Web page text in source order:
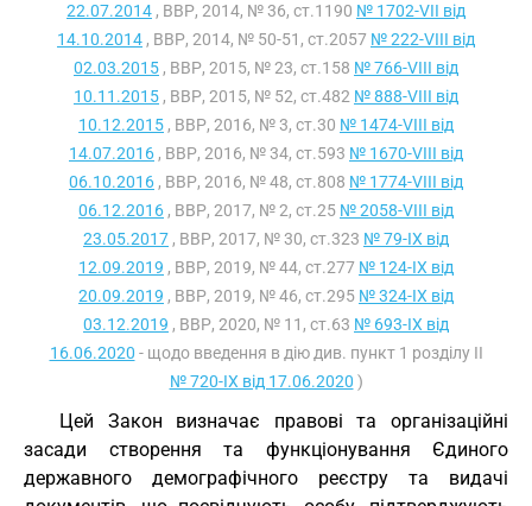
22.07.2014 , ВВР, 2014, № 36, ст.1190 № 1702-VII від
14.10.2014 , ВВР, 2014, № 50-51, ст.2057 № 222-VIII від
02.03.2015 , ВВР, 2015, № 23, ст.158 № 766-VIII від
10.11.2015 , ВВР, 2015, № 52, ст.482 № 888-VIII від
10.12.2015 , ВВР, 2016, № 3, ст.30 № 1474-VIII від
14.07.2016 , ВВР, 2016, № 34, ст.593 № 1670-VIII від
06.10.2016 , ВВР, 2016, № 48, ст.808 № 1774-VIII від
06.12.2016 , ВВР, 2017, № 2, ст.25 № 2058-VIII від
23.05.2017 , ВВР, 2017, № 30, ст.323 № 79-IX від
12.09.2019 , ВВР, 2019, № 44, ст.277 № 124-IX від
20.09.2019 , ВВР, 2019, № 46, ст.295 № 324-IX від
03.12.2019 , ВВР, 2020, № 11, ст.63 № 693-IX від
16.06.2020 - щодо введення в дію див. пункт 1 розділу II
№ 720-IX від 17.06.2020 )
Цей Закон визначає правові та організаційні
засади створення та функціонування Єдиного
державного демографічного реєстру та видачі